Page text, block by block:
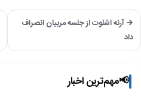
→ آرنه اشلوت از جلسه مربیان انصراف
داد
📢مهم‌ترین اخبار